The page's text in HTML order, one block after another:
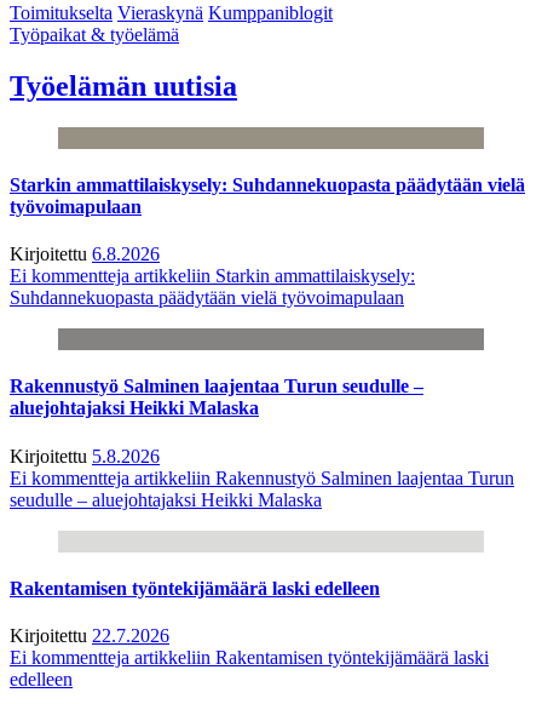
Toimitukselta Vieraskynä Kumppaniblogit
Työpaikat & työelämä
Työelämän uutisia
Starkin ammattilaiskysely: Suhdannekuopasta päädytään vielä
työvoimapulaan
Kirjoitettu 6.8.2026
Ei kommentteja artikkeliin Starkin ammattilaiskysely:
Suhdannekuopasta päädytään vielä työvoimapulaan
Rakennustyö Salminen laajentaa Turun seudulle –
aluejohtajaksi Heikki Malaska
Kirjoitettu 5.8.2026
Ei kommentteja artikkeliin Rakennustyö Salminen laajentaa Turun
seudulle – aluejohtajaksi Heikki Malaska
Rakentamisen työntekijämäärä laski edelleen
Kirjoitettu 22.7.2026
Ei kommentteja artikkeliin Rakentamisen työntekijämäärä laski
edelleen